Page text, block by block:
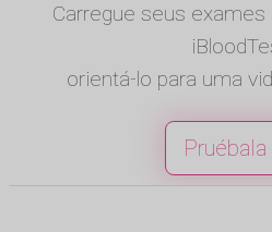
Carregue seus
orientá-lo para uma